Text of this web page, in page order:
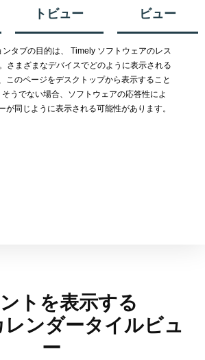
トビュー
ビュー
タブの目的は、 Timely ソフトウェアのレス
さまざまなデバイスでどのように表示される
このページをデスクトップから表示すること
うでない場合、ソフトウェアの応答性によ
が同じように表示される可能性があります。
トを表示する
ンダータイルビュ
ー